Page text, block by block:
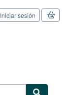
Iniciar sesión